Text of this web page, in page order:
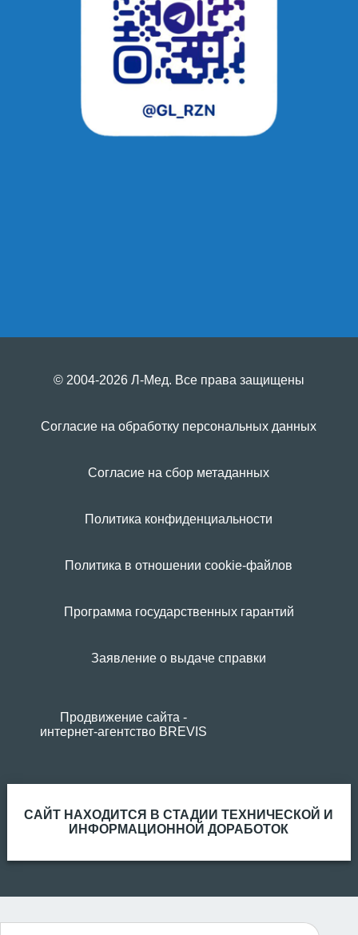
© 2004-2026 Л-Мед. Все права защищены
Согласие на обработку персональных данных
Согласие на сбор метаданных
Политика конфиденциальности
Политика в отношении cookie-файлов
Программа государственных гарантий
Заявление о выдаче справки
Продвижение сайта -
интернет-агентство BREVIS
САЙТ НАХОДИТСЯ В СТАДИИ ТЕХНИЧЕСКОЙ И
ИНФОРМАЦИОННОЙ ДОРАБОТОК